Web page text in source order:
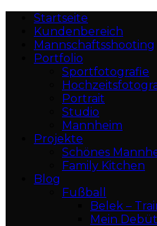
Startseite
Kundenbereich
Mannschaftsshooting
Portfolio
Sportfotografie
Portrait
Studio
Mannheim
Projekte
Schönes
Family Kitchen
Blog
Fußball
Belek –
Mein